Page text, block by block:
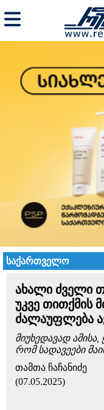
საქართველო
ახალი ძველი
უკვე
ძალაუფლება
მიუხედავად
რომ სადავეები
თამთა ჩაჩანიძე
(07.05.2025)